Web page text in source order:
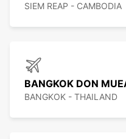
SIEM REAP - CAMBODIA
BANGKOK DON
BANGKOK - THAILAND